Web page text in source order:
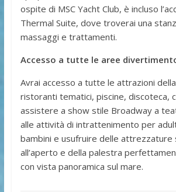
ospite di MSC Yacht Club, è incluso
Thermal Suite, dove troverai una
massaggi e trattamenti.
Accesso a tutte le aree
Avrai accesso a tutte le attrazioni
ristoranti tematici, piscine, discoteca,
assistere a show stile Broadway a
alle attività di intrattenimento per
bambini e usufruire delle attrezzature
all’aperto e della palestra
con vista panoramica sul mare.